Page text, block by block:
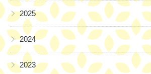
▶ 2025
▶ 2024
▶ 2023